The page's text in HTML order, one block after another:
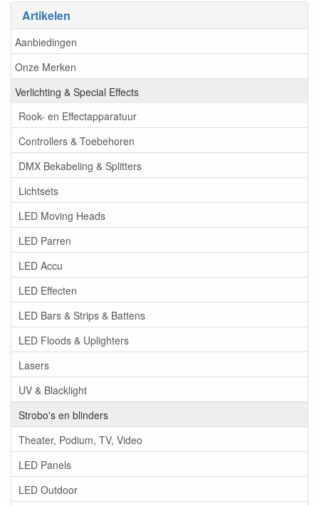
Artikelen
Aanbiedingen
Onze Merken
Verlichting & Special Effects
Rook- en Effectapparatuur
Controllers & Toebehoren
DMX Bekabeling & Splitters
Lichtsets
LED Moving Heads
LED Parren
LED Accu
LED Effecten
LED Bars & Strips & Battens
LED Floods & Uplighters
Lasers
UV & Blacklight
Strobo's en blinders
Theater, Podium, TV, Video
LED Panels
LED Outdoor